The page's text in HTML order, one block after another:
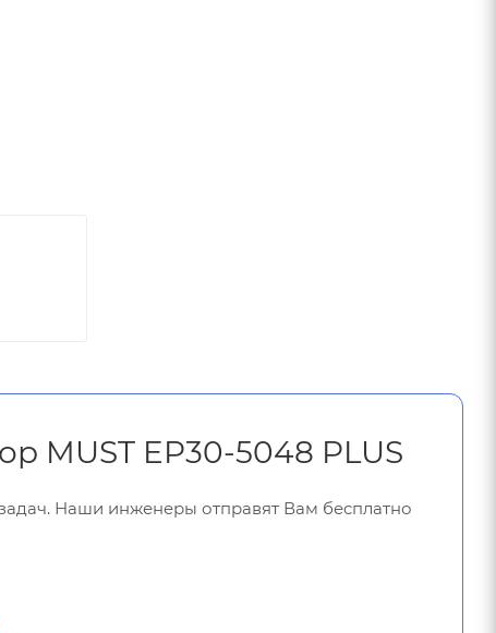
MUST EP30-5048 PLUS
Наши инженеры отправят Вам бесплатно